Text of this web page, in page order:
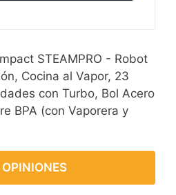
STEAMPRO - Robot
Cocina al Vapor, 23
con Turbo, Bol Acero
BPA (con Vaporera y
OPINIONES